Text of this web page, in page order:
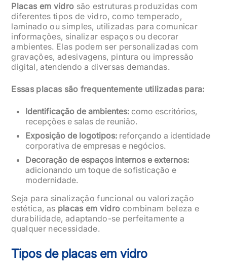
Placas em vidro são estruturas produzidas com
diferentes tipos de vidro, como temperado,
laminado ou simples, utilizadas para comunicar
informações, sinalizar espaços ou decorar
ambientes. Elas podem ser personalizadas com
gravações, adesivagens, pintura ou impressão
digital, atendendo a diversas demandas.
Essas placas são frequentemente utilizadas para:
Identificação de ambientes: como escritórios,
recepções e salas de reunião.
Exposição de logotipos: reforçando a identidade
corporativa de empresas e negócios.
Decoração de espaços internos e externos:
adicionando um toque de sofisticação e
modernidade.
Seja para sinalização funcional ou valorização
estética, as placas em vidro combinam beleza e
durabilidade, adaptando-se perfeitamente a
qualquer necessidade.
Tipos de placas em vidro